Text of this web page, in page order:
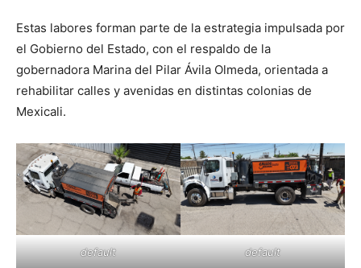
Estas labores forman parte de la estrategia impulsada por
el Gobierno del Estado, con el respaldo de la
gobernadora Marina del Pilar Ávila Olmeda, orientada a
rehabilitar calles y avenidas en distintas colonias de
Mexicali.
default default